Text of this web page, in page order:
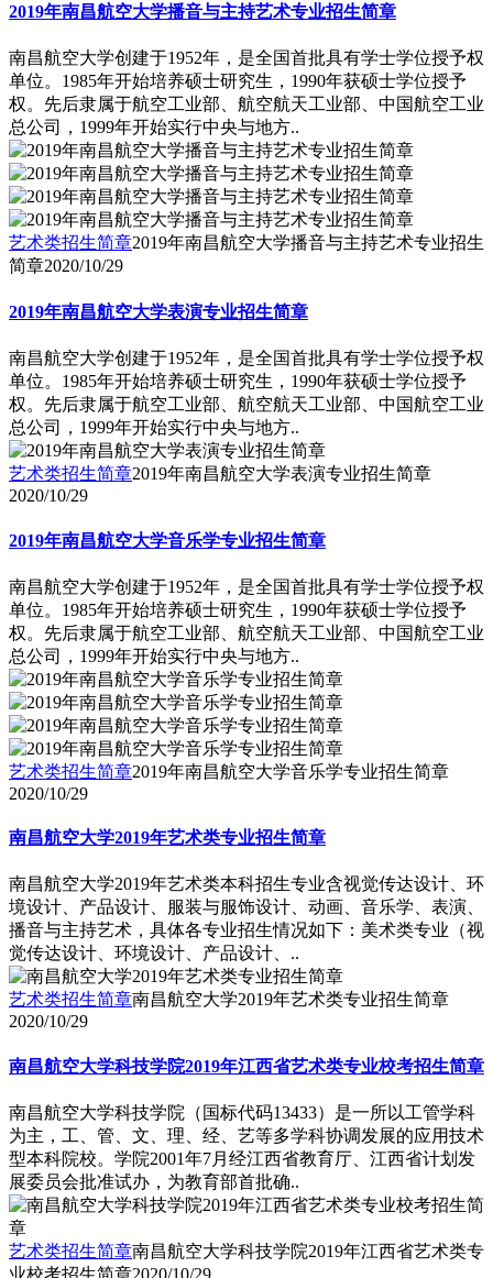
2019年南昌航空大学播音与主持艺术专业招生简章
南昌航空大学创建于1952年，是全国首批具有学士学位授予权
单位。1985年开始培养硕士研究生，1990年获硕士学位授予
权。先后隶属于航空工业部、航空航天工业部、中国航空工业
总公司，1999年开始实行中央与地方..
艺术类招生简章2019年南昌航空大学播音与主持艺术专业招生
简章2020/10/29
2019年南昌航空大学表演专业招生简章
南昌航空大学创建于1952年，是全国首批具有学士学位授予权
单位。1985年开始培养硕士研究生，1990年获硕士学位授予
权。先后隶属于航空工业部、航空航天工业部、中国航空工业
总公司，1999年开始实行中央与地方..
艺术类招生简章2019年南昌航空大学表演专业招生简章
2020/10/29
2019年南昌航空大学音乐学专业招生简章
南昌航空大学创建于1952年，是全国首批具有学士学位授予权
单位。1985年开始培养硕士研究生，1990年获硕士学位授予
权。先后隶属于航空工业部、航空航天工业部、中国航空工业
总公司，1999年开始实行中央与地方..
艺术类招生简章2019年南昌航空大学音乐学专业招生简章
2020/10/29
南昌航空大学2019年艺术类专业招生简章
南昌航空大学2019年艺术类本科招生专业含视觉传达设计、环
境设计、产品设计、服装与服饰设计、动画、音乐学、表演、
播音与主持艺术，具体各专业招生情况如下：美术类专业（视
觉传达设计、环境设计、产品设计、..
艺术类招生简章南昌航空大学2019年艺术类专业招生简章
2020/10/29
南昌航空大学科技学院2019年江西省艺术类专业校考招生简章
南昌航空大学科技学院（国标代码13433）是一所以工管学科
为主，工、管、文、理、经、艺等多学科协调发展的应用技术
型本科院校。学院2001年7月经江西省教育厅、江西省计划发
展委员会批准试办，为教育部首批确..
艺术类招生简章南昌航空大学科技学院2019年江西省艺术类专
业校考招生简章2020/10/29